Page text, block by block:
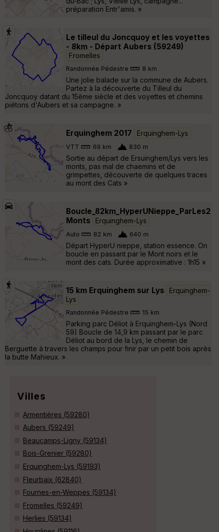
préparation Entr'amis. »
Le tilleul du Joncquoy et les voyettes
- 8km - Départ Aubers (59249)
Fromelles
Randonnée Pédestre 8 km
Une jolie balade sur la commune de Aubers.
Partez à la découverte du Tilleul du
Joncquoy datant du 15ème siècle et des voyettes et chemins
piétons d'Aubers et sa campagne. »
Erquinghem 2017 Erquinghem-Lys
VTT 69 km 830 m
Sortie au départ de Ersuinghem/Lys vers les
monts, pas mal de chaemins et de
grimpettes, découverte de quelques traces
au mont des Cats »
Boucle_82km_HyperUNieppe_ParLes2
Monts
Erquinghem-Lys
Auto 82 km 640 m
Départ HyperU nieppe, station essence. On
boucle en passant par le Mont noirs et le
mont des cats. Durée approximative : 1h15 »
15 km Erquinghem sur Lys
Erquinghem-
Lys
Randonnée Pédestre 15 km
Parking parc Déliot à Erquinghem-Lys (Nord
59) Boucle de 14,9 km passant par le parc
Déliot au bord de la Lys, le chemin de
Berguette à travers les champs pour finir par un petit bois après
la butte Mahieux. »
Villes
Armentières (59280)
Aubers (59249)
Beaucamps-Ligny (59134)
Bois-Grenier (59280)
Erquinghem-Lys (59193)
Fleurbaix (62840)
Fournes-en-Weppes (59134)
Fromelles (59249)
Herlies (59134)